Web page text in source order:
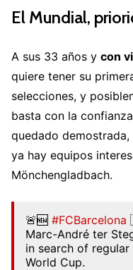
El Mundial,
A sus 33 años y con
quiere tener su
selecciones, y
basta con la
quedado
ya hay equipos
Mönchengladbach.
🚨🆕 #FCBarcelona
Marc-André ter
in search of
World Cup.